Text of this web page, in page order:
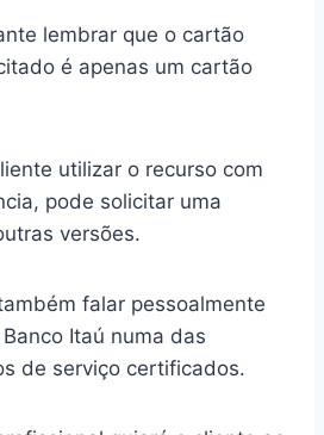
lembrar que o cartão
é apenas um cartão
utilizar o recurso com
pode solicitar uma
versões.
falar pessoalmente
Itaú numa das
de serviço certificados.